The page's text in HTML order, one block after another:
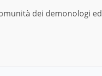
dei demonologi ed